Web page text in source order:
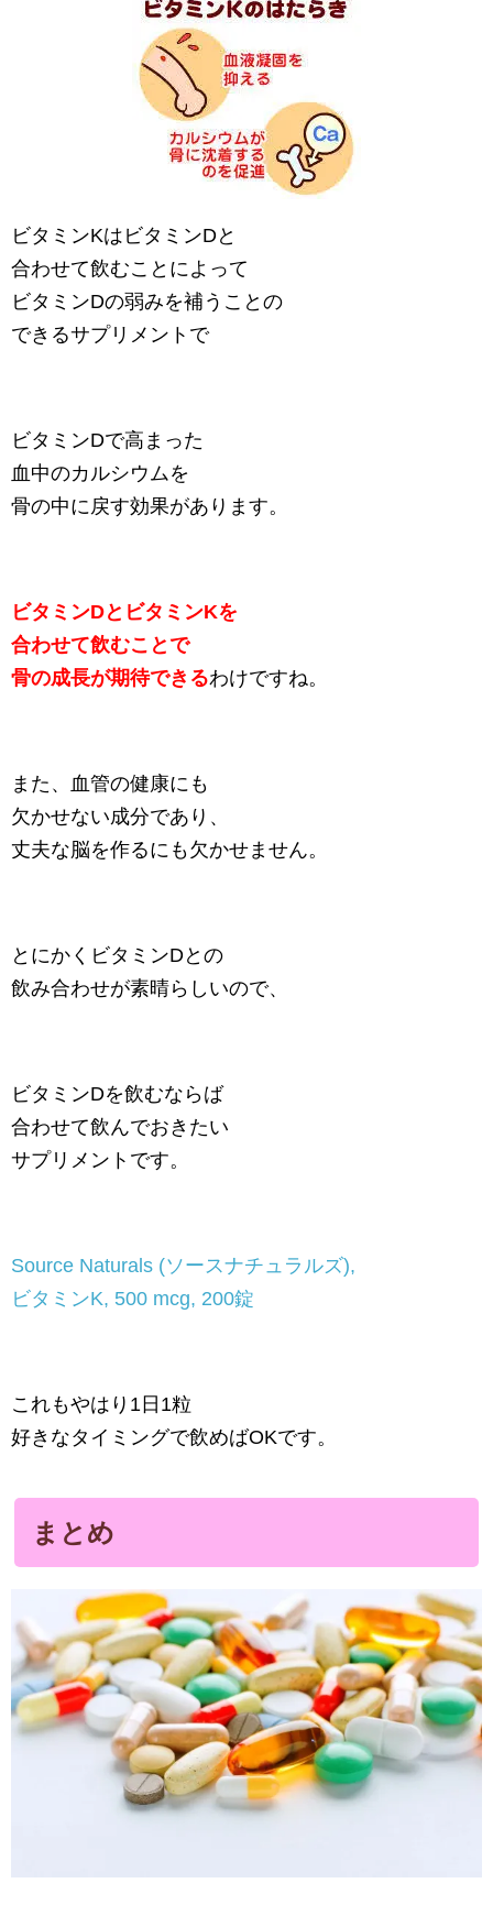
ビタミンKはビタミンDと
合わせて飲むことによって
ビタミンDの弱みを補うことの
できるサプリメントで
ビタミンDで高まった
血中のカルシウムを
骨の中に戻す効果があります。
ビタミンDとビタミンKを
合わせて飲むことで
骨の成長が期待できるわけですね。
また、血管の健康にも
欠かせない成分であり、
丈夫な脳を作るにも欠かせません。
とにかくビタミンDとの
飲み合わせが素晴らしいので、
ビタミンDを飲むならば
合わせて飲んでおきたい
サプリメントです。
Source Naturals (ソースナチュラルズ),
ビタミンK, 500 mcg, 200錠
これもやはり1日1粒
好きなタイミングで飲めばOKです。
まとめ